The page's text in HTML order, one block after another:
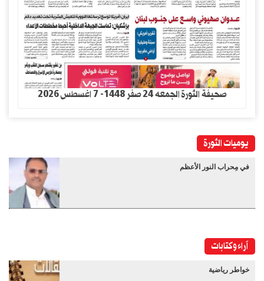
صحيفة الثورة الجمعه 24 صفر 1448- 7 اغسطس 2026
يوميات الثورة
في مِحراب النور الأعظم
آراء وكتابات
خواطر رياضية